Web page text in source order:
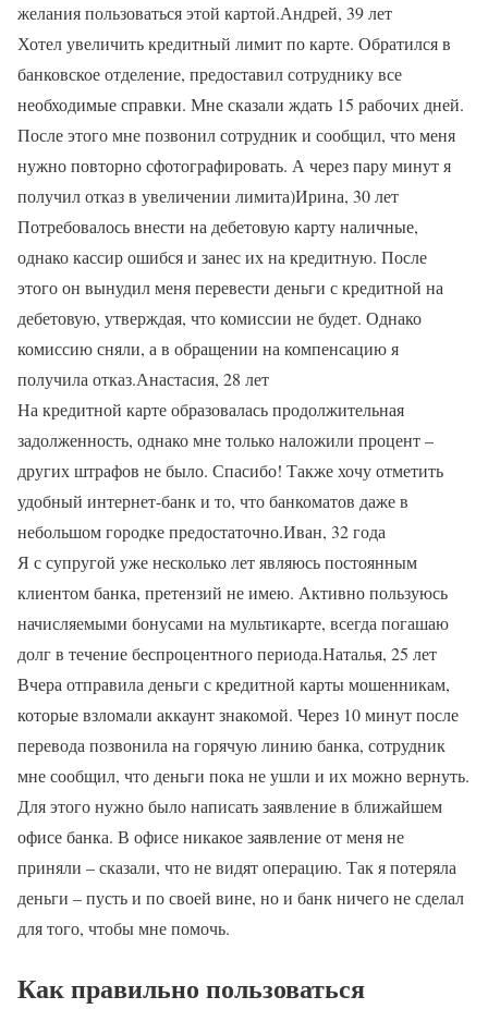
желания пользоваться этой картой.Андрей, 39 лет
Хотел увеличить кредитный лимит по карте. Обратился в
банковское отделение, предоставил сотруднику все
необходимые справки. Мне сказали ждать 15 рабочих дней.
После этого мне позвонил сотрудник и сообщил, что меня
нужно повторно сфотографировать. А через пару минут я
получил отказ в увеличении лимита)Ирина, 30 лет
Потребовалось внести на дебетовую карту наличные,
однако кассир ошибся и занес их на кредитную. После
этого он вынудил меня перевести деньги с кредитной на
дебетовую, утверждая, что комиссии не будет. Однако
комиссию сняли, а в обращении на компенсацию я
получила отказ.Анастасия, 28 лет
На кредитной карте образовалась продолжительная
задолженность, однако мне только наложили процент –
других штрафов не было. Спасибо! Также хочу отметить
удобный интернет-банк и то, что банкоматов даже в
небольшом городке предостаточно.Иван, 32 года
Я с супругой уже несколько лет являюсь постоянным
клиентом банка, претензий не имею. Активно пользуюсь
начисляемыми бонусами на мультикарте, всегда погашаю
долг в течение беспроцентного периода.Наталья, 25 лет
Вчера отправила деньги с кредитной карты мошенникам,
которые взломали аккаунт знакомой. Через 10 минут после
перевода позвонила на горячую линию банка, сотрудник
мне сообщил, что деньги пока не ушли и их можно вернуть.
Для этого нужно было написать заявление в ближайшем
офисе банка. В офисе никакое заявление от меня не
приняли – сказали, что не видят операцию. Так я потеряла
деньги – пусть и по своей вине, но и банк ничего не сделал
для того, чтобы мне помочь.
Как правильно пользоваться